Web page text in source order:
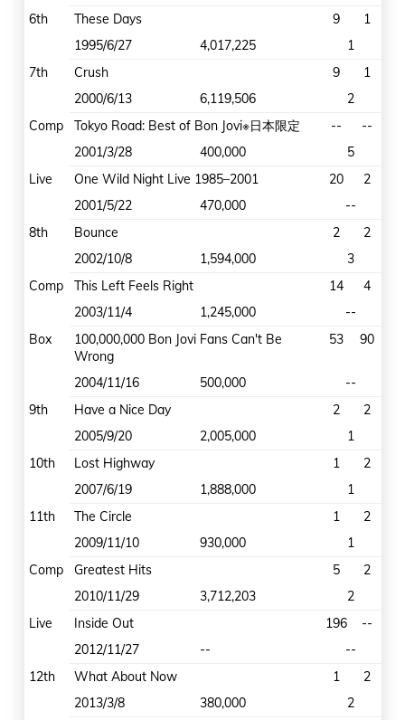
6th
These Days 9
1
1995/6/27
4,017,225
1
7th
Crush 9
1
2000/6/13
6,119,506
2
Comp
Tokyo Road: Best of Bon Jovi※日本限定 --
--
2001/3/28
400,000
5
Live
One Wild Night Live 1985–2001 20
2
2001/5/22
470,000
--
8th
Bounce 2
2
2002/10/8
1,594,000
3
Comp
This Left Feels Right 14
4
2003/11/4
1,245,000
--
Box
100,000,000 Bon Jovi Fans Can't Be
Wrong
53 90
2004/11/16 500,000
--
9th
Have a Nice Day 2
2
2005/9/20
2,005,000
1
10th
Lost Highway 1
2
2007/6/19
1,888,000
1
11th
The Circle 1
2
2009/11/10
930,000
1
Comp
Greatest Hits 5
2
2010/11/29
3,712,203
2
Live
Inside Out 196
--
2012/11/27
--
--
12th
What About Now 1
2
2013/3/8
380,000
2